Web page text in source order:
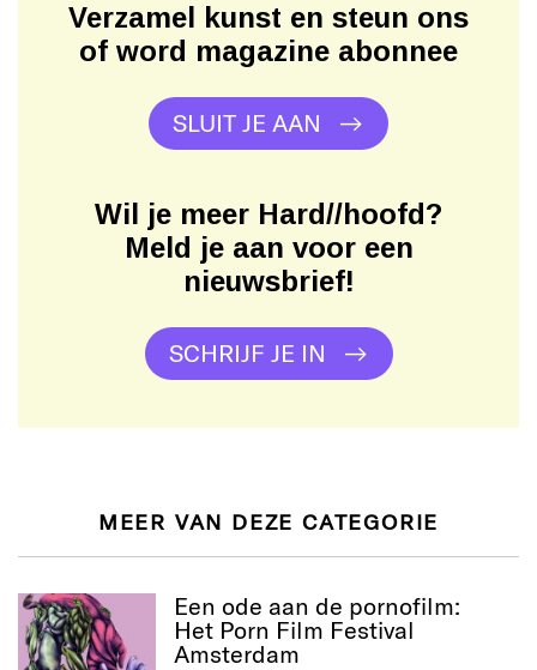
Verzamel kunst en steun ons
of word magazine abonnee
SLUIT JE AAN
Wil je meer Hard//hoofd?
Meld je aan voor een
nieuwsbrief!
SCHRIJF JE IN
MEER VAN DEZE CATEGORIE
Een ode aan de pornofilm:
Het Porn Film Festival
Amsterdam